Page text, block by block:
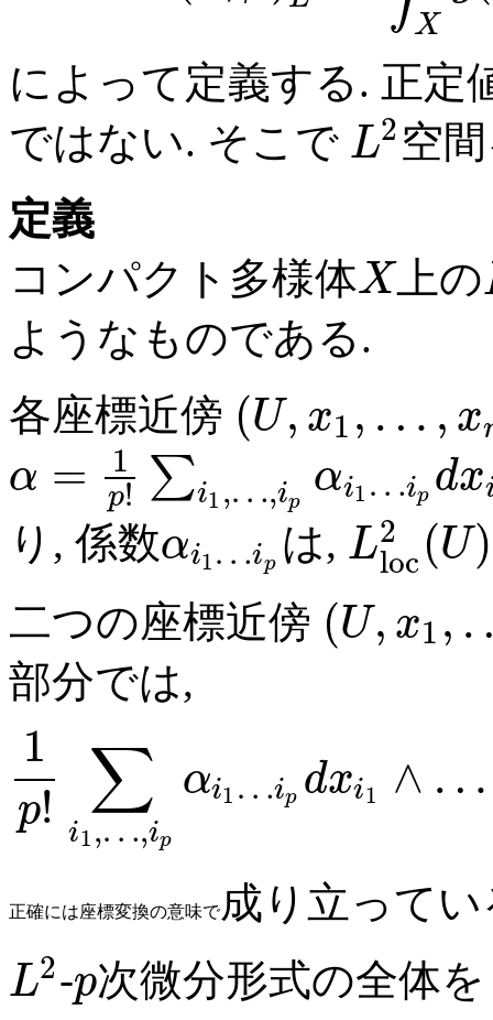
X
によって定義する. 正定
ではない. そこで L2 空
定義
コンパクト多様体X上の
ようなものである.
各座標近傍 (U, x1 , … , x
α = 1
p! ∑i1 ,…,ip
αi1 …ip dx
り, 係数αi1 …ip は, L2
loc (U)
二つの座標近傍 (U, x1 ,
部分では,
1
p! ∑
i1 ,…,ip
αi1 …ip dxi1 ∧ …
正確には座標変換の意味で成り立ってい
L2-p次微分形式の全体